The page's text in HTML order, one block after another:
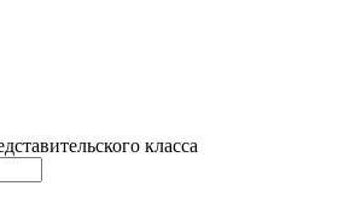
класса